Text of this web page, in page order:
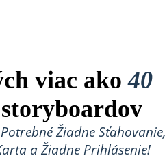
viac ako40
Žiadne Sťahovanie,
a Žiadne Prihlásenie!